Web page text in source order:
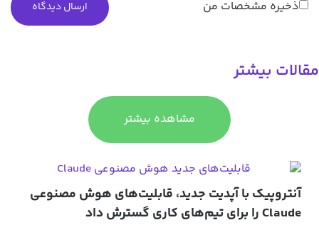
ذخیره مشخصات من
بیشتر
مشاهده بیشتر
آنتروپیک با آپدیت جدید، قابلیت‌های هوش مصنوعی
Claude را برای تیم‌های کاری گسترش داد